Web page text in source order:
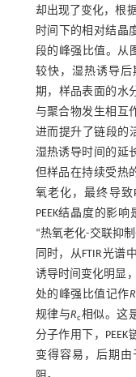
却出现了变化，根
时间下的相对结晶
段的峰强比值。从
较快，湿热诱导
期，样品表面的水
与聚合物发生相互
进而提升了链段的
湿热诱导时间的延
但样品在持续受热
氧老化，最终导致
PEEK结晶度的影
“热氧老化-交联抑
同时，从FTIR光谱
诱导时间变化明显
处的峰强比值记作R
规律与Rc相似。这
分子作用下，
变得容易，后期